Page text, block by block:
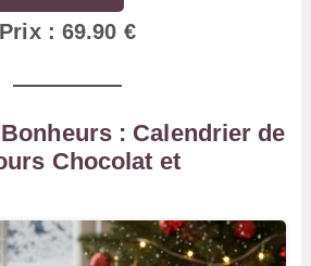
Prix : 69.90 €
: Calendrier de
Chocolat et